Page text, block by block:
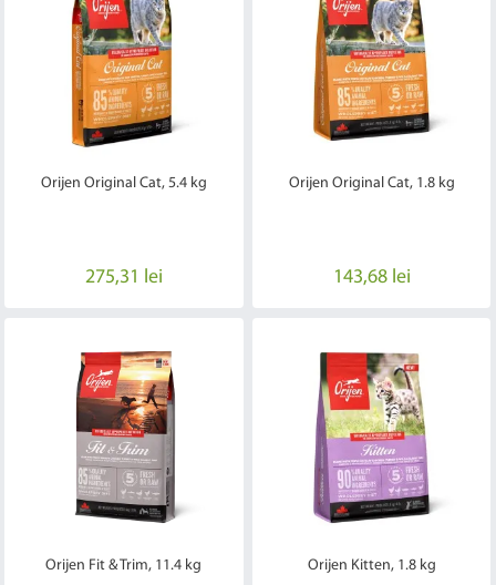
Orijen Original Cat, 5.4 kg
275,31 lei
Orijen Original Cat, 1.8 kg
143,68 lei
Orijen Fit & Trim, 11.4 kg Orijen Kitten, 1.8 kg